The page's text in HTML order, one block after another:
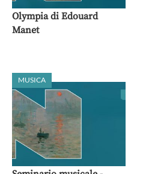
Olympia di Edouard
Manet
MUSICA